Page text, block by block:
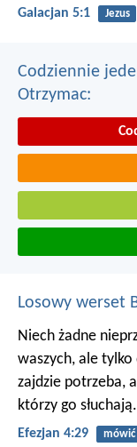
Galacjan 5:1 Jezus
Codziennie
Otrzymac:
Losowy werset
Niech żadne
waszych, ale
zajdzie potrzeba,
którzy go słuchają.
Efezjan 4:29 mówić